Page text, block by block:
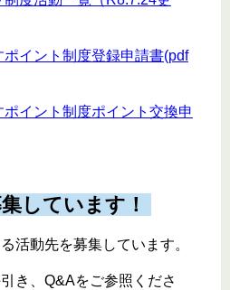
イント制度登録申請書(pdf
イント制度ポイント交換申
しています！
活動先を募集しています。
き、Q&Aをご参照くださ